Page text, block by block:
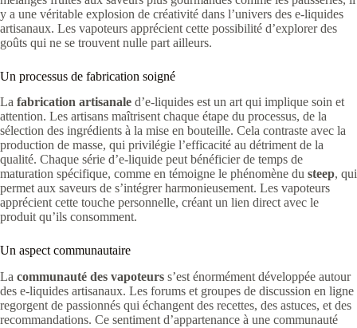
y a une véritable explosion de créativité dans l’univers des e-liquides
artisanaux. Les vapoteurs apprécient cette possibilité d’explorer des
goûts qui ne se trouvent nulle part ailleurs.
Un processus de fabrication soigné
La fabrication artisanale d’e-liquides est un art qui implique soin et
attention. Les artisans maîtrisent chaque étape du processus, de la
sélection des ingrédients à la mise en bouteille. Cela contraste avec la
production de masse, qui privilégie l’efficacité au détriment de la
qualité. Chaque série d’e-liquide peut bénéficier de temps de
maturation spécifique, comme en témoigne le phénomène du steep, qui
permet aux saveurs de s’intégrer harmonieusement. Les vapoteurs
apprécient cette touche personnelle, créant un lien direct avec le
produit qu’ils consomment.
Un aspect communautaire
La communauté des vapoteurs s’est énormément développée autour
des e-liquides artisanaux. Les forums et groupes de discussion en ligne
regorgent de passionnés qui échangent des recettes, des astuces, et des
recommandations. Ce sentiment d’appartenance à une communauté